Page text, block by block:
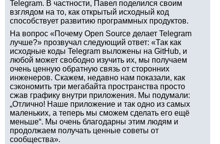
Telegram. В частности, Павел поделился своим
взглядом на то, как открытый исходный код
способствует развитию программных продуктов.
На вопрос «Почему Open Source делает Telegram
лучше?» прозвучал следующий ответ: «Так как
исходные коды Telegram выложены на GitHub, и
любой может свободно изучить их, мы получаем
очень ценную обратную связь от сторонних
инженеров. Скажем, недавно нам показали, как
сэкономить три мегабайта пространства просто
сжав графику внутри приложения. Мы подумали:
„Отлично! Наше приложение и так одно из самых
маленьких, а теперь мы сможем сделать его ещё
меньше“. Мы очень благодарны этим людям и
продолжаем получать ценные советы от
сообщества».